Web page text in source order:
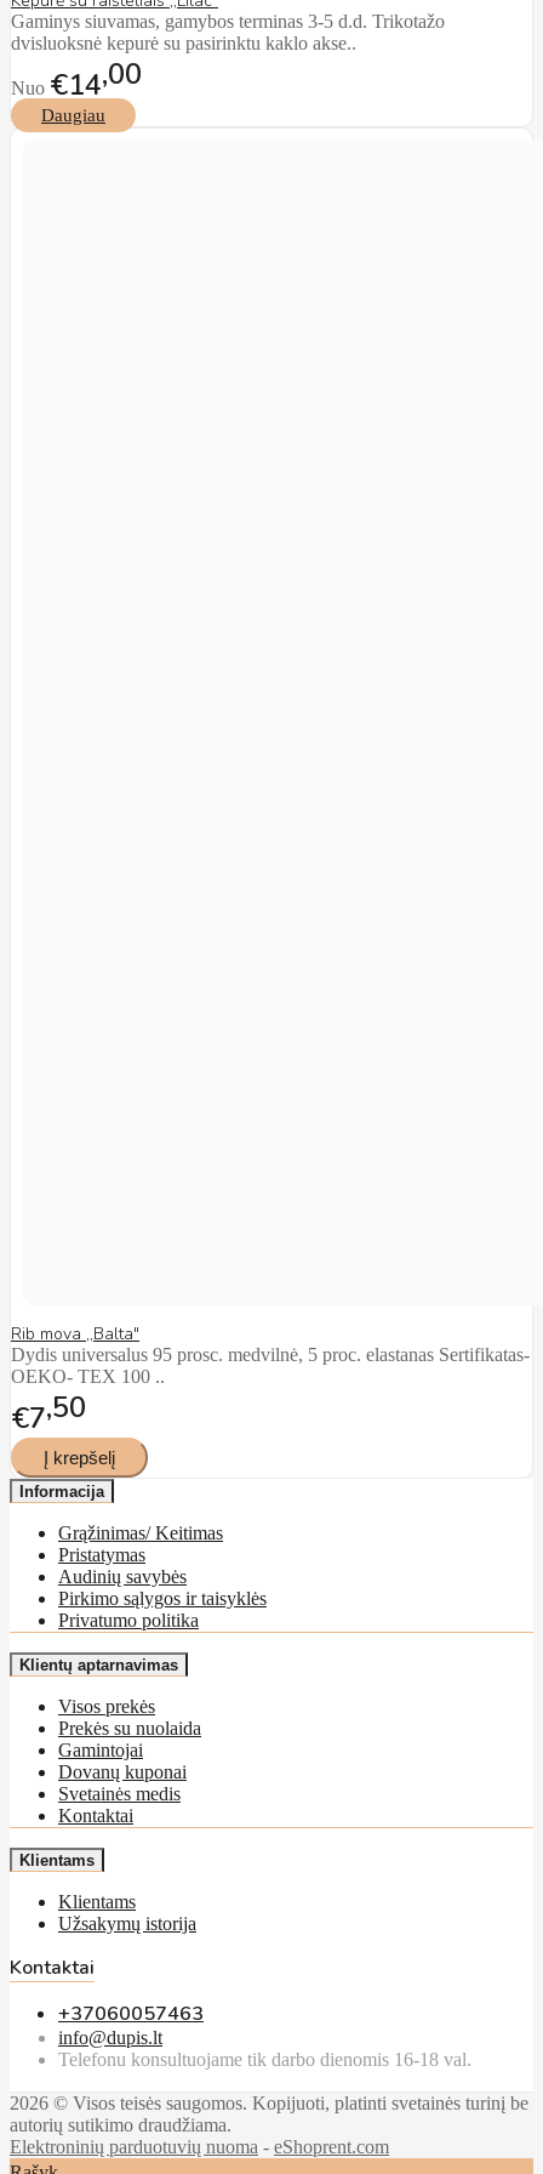
Gaminys siuvamas, gamybos terminas 3-5 d.d. Trikotažo
dvisluoksnė kepurė su pasirinktu kaklo akse..
Nuo €14 00
Daugiau
Rib mova ,,Balta"
Dydis universalus 95 prosc. medvilnė, 5 proc. elastanas Sertifikatas-
OEKO- TEX 100 ..
€7 50
Informacija
Grąžinimas/ Keitimas
Pristatymas
Audinių savybės
Pirkimo sąlygos ir taisyklės
Privatumo politika
Klientų aptarnavimas
Visos prekės
Prekės su nuolaida
Gamintojai
Dovanų kuponai
Svetainės medis
Kontaktai
Klientams
Klientams
Užsakymų istorija
Kontaktai
+37060057463
info@dupis.lt
Telefonu konsultuojame tik darbo dienomis 16-18 val.
2026 © Visos teisės saugomos. Kopijuoti, platinti svetainės turinį be
autorių sutikimo draudžiama.
Elektroninių parduotuvių nuoma - eShoprent.com